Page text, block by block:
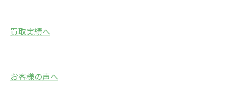
買取実績へ
お客様の声へ